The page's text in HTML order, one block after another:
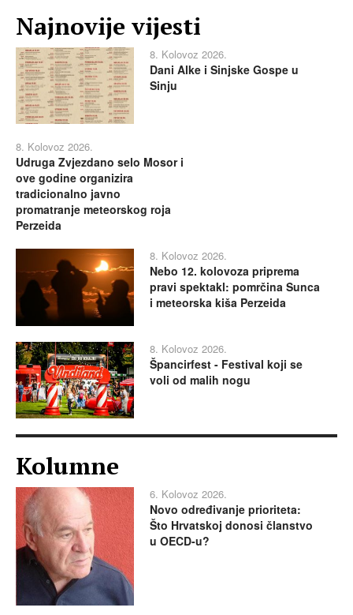
Najnovije vijesti
8. Kolovoz 2026.
Dani Alke i Sinjske Gospe u
Sinju
8. Kolovoz 2026.
Udruga Zvjezdano selo Mosor i
ove godine organizira
tradicionalno javno
promatranje meteorskog roja
Perzeida
8. Kolovoz 2026.
Nebo 12. kolovoza priprema
pravi spektakl: pomrčina Sunca
i meteorska kiša Perzeida
8. Kolovoz 2026.
Špancirfest - Festival koji se
voli od malih nogu
Kolumne
6. Kolovoz 2026.
Novo određivanje prioriteta:
Što Hrvatskoj donosi članstvo
u OECD-u?